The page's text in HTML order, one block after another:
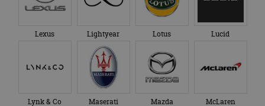
Lexus Lightyear Lotus Lucid
Lynk & Co Maserati Mazda McLaren